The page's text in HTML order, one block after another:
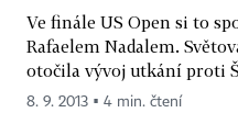
Ve finále US Open si to
Rafaelem Nadalem.
otočila vývoj utkání proti
8. 9. 2013 ▪ 4 min. čtení